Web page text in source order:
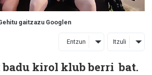
gaitzazu Googlen
Entzun Itzuli
badu kirol klub berri bat.